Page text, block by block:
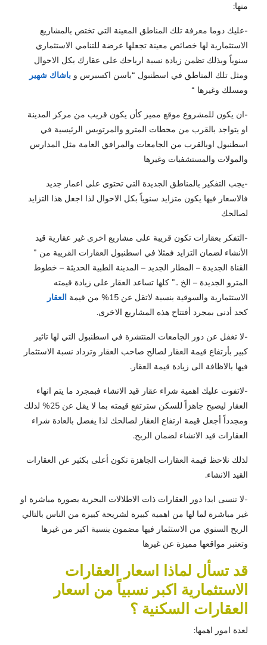
منها:
-عليك دوما معرفة تلك المناطق المعينة التي تختص بالمشاريع
الاستثمارية لها خصائص معينة تجعلها عرضة للتنامي الاستثماري
سنوياً وبذلك تظمن زيادة نسبة ارباحك على عقارك بكل الاحوال
ومثل تلك المناطق في اسطنبول “باسن اكسبرس و باشاك شهير
ومسلك وغيرها “
-ان يكون للمشروع موقع مميز كأن يكون قريب من مركز المدينة
او يتواجد بالقرب من محطات المترو والمرتوبس الرئيسية في
اسطنبول اوبالقرب من الجامعات والمرافق العامة مثل المدارس
والمولات والمستشفيات وغيرها
-يجب التفكير بالمناطق الجديدة التي تحتوي على اعمار جديد
فالاسعار فيها يكون متزايد سنوياً بكل الاحوال لذا اجعل هذا التزايد
لصالحك
-التفكر بعقارات تكون قريبة على مشاريع اخرى غير عقارية قيد
الأنشاء لضمان التزايد فمثلا في اسطنبول العقارات القريبة من ”
القناة الجديدة – المطار الجديد – المدينة الطبية الحديثة – خطوط
المترو الجديدة – الخ ..” كلها تساعد العقار على زيادة قيمته
الاستثمارية والسوقية بنسبة لاتقل عن 15% من قيمة
العقار
كحد أدنى بمجرد أفتتاح هذه المشاريع الاخرى.
-لا تغفل عن دور الجامعات المنتشرة في اسطنبول التي لها تاثير
كبير بأرتفاع قيمة العقار لصالح صاحب العقار وتزداد نسبة الاستثمار
فيها بالاظافة الى زيادة قيمة العقار.
-لاتفوت عليك اهمية شراء عقار قيد الانشاء فبمجرد ما يتم انهاء
العقار ليصبح جاهزاً للسكن سترتفع قيمته بما لا يقل عن 25% لذلك
ومجدداً أجعل قيمة ارتفاع العقار لصالحك لذا يفضل بالعادة شراء
العقارات قيد الانشاء لضمان الربح.
لذلك نلاحظ قيمة العقارات الجاهزة تكون أعلى بكثير عن العقارات
القيد الانشاء.
-لا تنسى ابدا دور العقارات ذات الاطلالات البحرية بصورة مباشرة او
غير مباشرة لما لها من اهمية كبيرة لشريحة كبيرة من الناس بالتالي
الربح السنوي من الاستثمار فيها مضمون بنسبة اكبر من غيرها
وتعتبر مواقعها مميزة عن غيرها
قد تسأل لماذا اسعار العقارات
الاستثمارية اكبر نسبياً من اسعار
العقارات السكنية ؟
لعدة امور اهمها: